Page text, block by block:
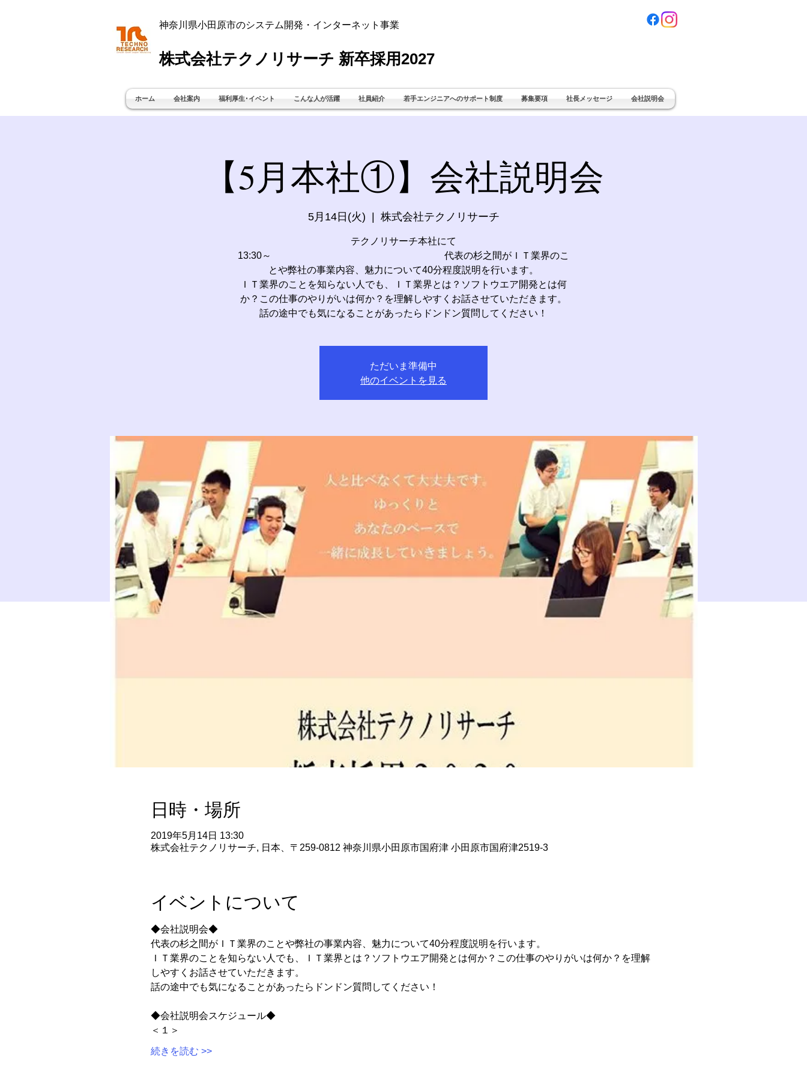
神奈川県小田原市のシステム開発・インターネット事業
株式会社テクノリサーチ 新卒採用2027
ホーム 会社案内 福利厚生･イベント こんな人が活躍 社員紹介 若手エンジニアへのサポート制度 募集要項 社長メッセージ 会社説明会
【5月本社①】会社説明会
5月14日(火) 株式会社テクノリサーチ
テクノリサーチ本社にて
13:30～ 代表の杉之間がＩＴ業界のこ
とや弊社の事業内容、魅力について40分程度説明を行います。
ＩＴ業界のことを知らない人でも、ＩＴ業界とは？ソフトウエア開発とは何
か？この仕事のやりがいは何か？を理解しやすくお話させていただきます。
話の途中でも気になることがあったらドンドン質問してください！
ただいま準備中
他のイベントを見る
日時・場所
2019年5月14日 13:30
株式会社テクノリサーチ, 日本、〒259-0812 神奈川県小田原市国府津 小田原市国府津2519-3
イベントについて
◆会社説明会◆
ＩＴ業界のことを知らない人でも、ＩＴ業界とは？ソフトウエア開発とは何か？この仕事のやりがいは何か？を理解
◆会社説明会スケジュール◆
続きを読む >>